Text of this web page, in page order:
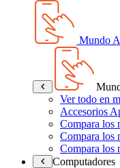
Mundo
Ver todo en
Accesorios
Compara los
Compara los
Compara los
Computadores